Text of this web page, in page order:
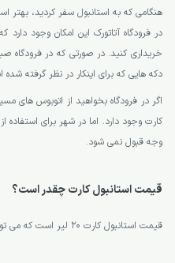
هنگامی که به استانبول سفر کردید، بهتر
در فرودگاه آتاتورک این امکان وجود دارد
خریداری کنید. در صورتی که در فرودگاه
دکه هایی که برای اینکار در نظر گرفته
اگر در فرودگاه بخواهید از اتوبوس های
کارت وجود دارد. اما در شهر برای
وجه قبول نمی شود.
قیمت استانبول کارت چقدر است؟
قیمت استانبول کارت 20 لیر است که می توانید آن را به قیمت های مختلفی شارژ کنید.